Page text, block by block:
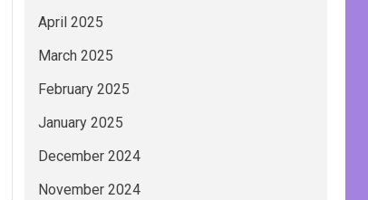
April 2025
March 2025
February 2025
January 2025
December 2024
November 2024